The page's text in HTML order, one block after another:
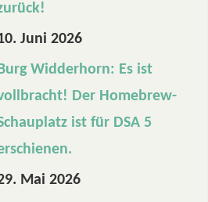
h
F
a
n
t
Juni 2026
Widderhorn: Es ist
Der Homebrew-
ist für DSA 5
Mai 2026